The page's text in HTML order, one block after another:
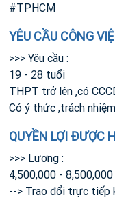
#TPHCM
YÊU CẦU CÔNG
>>> Yêu cầu :
19 - 28 tuổi
THPT trở lên ,có
Có ý thức ,trách
QUYỀN LỢI ĐƯỢC
>>> Lương :
4,500,000 -
--> Trao đổi trực tiếp